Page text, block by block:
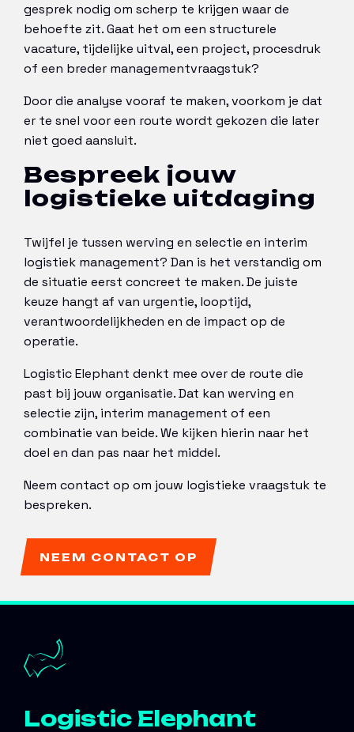
gesprek nodig om scherp te krijgen waar de
behoefte zit. Gaat het om een structurele
vacature, tijdelijke uitval, een project, procesdruk
of een breder managementvraagstuk?
Door die analyse vooraf te maken, voorkom je dat
er te snel voor een route wordt gekozen die later
niet goed aansluit.
Bespreek jouw
logistieke uitdaging
Twijfel je tussen werving en selectie en interim
logistiek management? Dan is het verstandig om
de situatie eerst concreet te maken. De juiste
keuze hangt af van urgentie, looptijd,
verantwoordelijkheden en de impact op de
operatie.
Logistic Elephant denkt mee over de route die
past bij jouw organisatie. Dat kan werving en
selectie zijn, interim management of een
combinatie van beide. We kijken hierin naar het
doel en dan pas naar het middel.
Neem contact op om jouw logistieke vraagstuk te
bespreken.
NEEM CONTACT OP
Logistic Elephant